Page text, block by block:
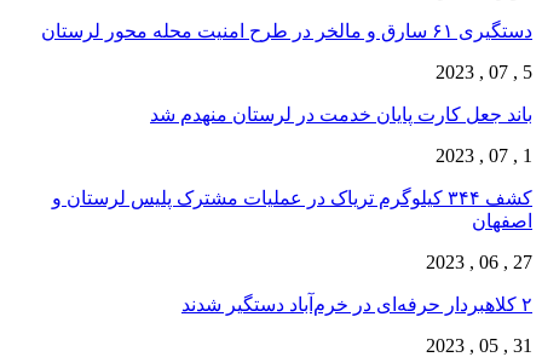
دستگیری ۶۱ سارق و مالخر در طرح امنیت محله محور لرستان
5 , 07 , 2023
باند جعل کارت پایان خدمت در لرستان منهدم شد
1 , 07 , 2023
کشف ۳۴۴ کیلوگرم تریاک در عملیات مشترک پلیس لرستان و
اصفهان
27 , 06 , 2023
۲ کلاهبردار حرفه‌ای در خرم‌آباد دستگیر شدند
31 , 05 , 2023